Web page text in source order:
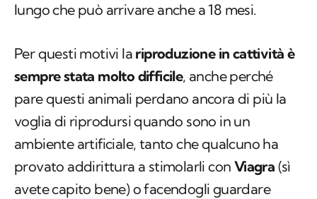
lungo che può arrivare anche a 18 mesi.
Per questi motivi la riproduzione in cattività è
sempre stata molto difficile, anche perché
pare questi animali perdano ancora di più la
voglia di riprodursi quando sono in un
ambiente artificiale, tanto che qualcuno ha
provato addirittura a stimolarli con Viagra (sì
avete capito bene) o facendogli guardare